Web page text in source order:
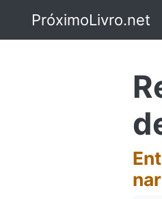
PróximoLivro.net